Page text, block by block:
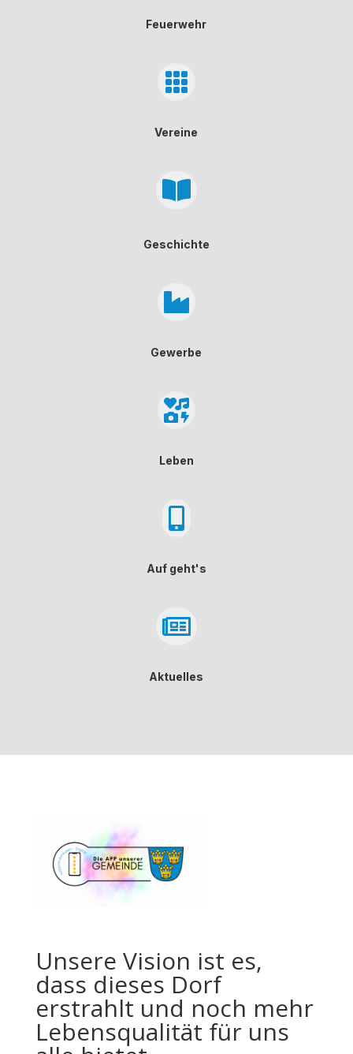
Feuerwehr

Vereine

Geschichte

Gewerbe

Leben

Auf geht's

Aktuelles
Unsere Vision ist es,
dass dieses Dorf
erstrahlt und noch mehr
Lebensqualität für uns